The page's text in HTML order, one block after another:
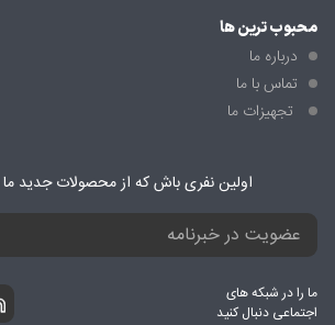
محبوب ترین ها
درباره ما
تماس با ما
تجهیزات ما
اولین نفری باش که از محصولات جدید
ما را در شبکه های
اجتماعی دنبال کنید